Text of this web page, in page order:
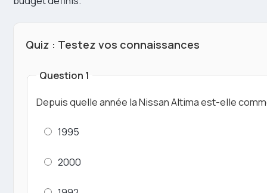
Quiz : Testez vos connaissances
Question 1
Depuis quelle année la Nissan Altima est-elle
1995
2000